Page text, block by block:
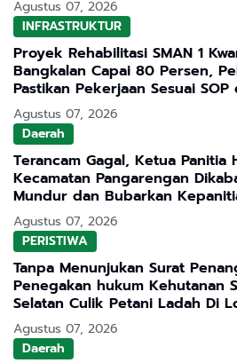
Agustus 07, 2026
INFRASTRUKTUR
Proyek Rehabilitasi SMAN 1
Bangkalan Capai 80 Persen,
Pastikan Pekerjaan Sesuai SOP
Transparan
Agustus 07, 2026
Daerah
Terancam Gagal, Ketua Panitia
Kecamatan Pangarengan
Mundur dan Bubarkan
WhatsApp ASN Jadi Sorotan
Agustus 07, 2026
PERISTIWA
Tanpa Menunjukan Surat
Penegakan hukum Kehutanan Sulawesi
Selatan Culik Petani Ladah Di
Agustus 07, 2026
Daerah